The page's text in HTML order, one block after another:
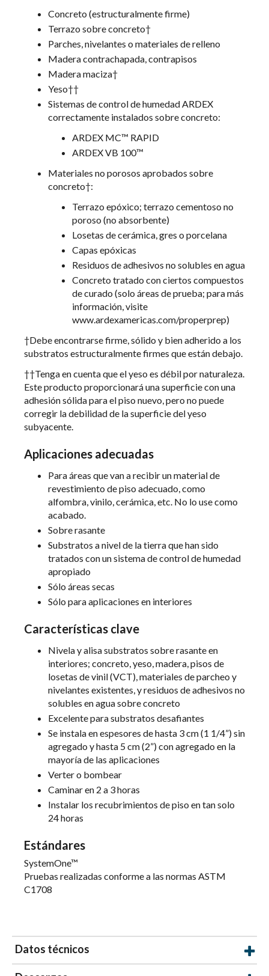
Concreto (estructuralmente firme)
Terrazo sobre concreto†
Parches, nivelantes o materiales de relleno
Madera contrachapada, contrapisos
Madera maciza†
Yeso††
Sistemas de control de humedad ARDEX
correctamente instalados sobre concreto:
ARDEX MC™ RAPID
ARDEX VB 100™
Materiales no porosos aprobados sobre
concreto†:
Terrazo epóxico; terrazo cementoso no
poroso (no absorbente)
Losetas de cerámica, gres o porcelana
Capas epóxicas
Residuos de adhesivos no solubles en agua
Concreto tratado con ciertos compuestos
de curado (solo áreas de prueba; para más
información, visite
www.ardexamericas.com/properprep)
†Debe encontrarse firme, sólido y bien adherido a los
substratos estructuralmente firmes que están debajo.
††Tenga en cuenta que el yeso es débil por naturaleza.
Este producto proporcionará una superficie con una
adhesión sólida para el piso nuevo, pero no puede
corregir la debilidad de la superficie del yeso
subyacente.
Aplicaciones adecuadas
Para áreas que van a recibir un material de
revestimiento de piso adecuado, como
alfombra, vinilo, cerámica, etc. No lo use como
acabado.
Sobre rasante
Substratos a nivel de la tierra que han sido
tratados con un sistema de control de humedad
apropiado
Sólo áreas secas
Sólo para aplicaciones en interiores
Características clave
Nivela y alisa substratos sobre rasante en
interiores; concreto, yeso, madera, pisos de
losetas de vinil (VCT), materiales de parcheo y
nivelantes existentes, y residuos de adhesivos no
solubles en agua sobre concreto
Excelente para substratos desafiantes
Se instala en espesores de hasta 3 cm (1 1/4”) sin
agregado y hasta 5 cm (2”) con agregado en la
mayoría de las aplicaciones
Verter o bombear
Caminar en 2 a 3 horas
Instalar los recubrimientos de piso en tan solo
24 horas
Estándares
SystemOne™
Pruebas realizadas conforme a las normas ASTM
C1708
Datos técnicos